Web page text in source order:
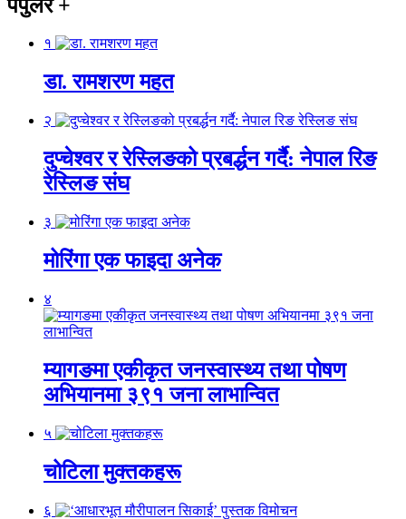
पपुलर+
१
डा. रामशरण महत
२
दुप्चेश्वर र रेस्लिङको प्रबर्द्धन गर्दै: नेपाल रिङ
रेस्लिङ संघ
३
मोरिंगा एक फाइदा अनेक
४
म्यागङमा एकीकृत जनस्वास्थ्य तथा पोषण
अभियानमा ३९१ जना लाभान्वित
५
चोटिला मुक्तकहरू
६